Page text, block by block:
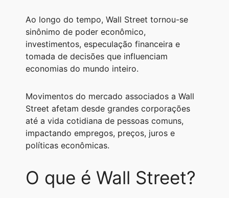
Ao longo do tempo, Wall Street tornou-se
sinônimo de poder econômico,
investimentos, especulação financeira e
tomada de decisões que influenciam
economias do mundo inteiro.
Movimentos do mercado associados a Wall
Street afetam desde grandes corporações
até a vida cotidiana de pessoas comuns,
impactando empregos, preços, juros e
políticas econômicas.
O que é Wall Street?